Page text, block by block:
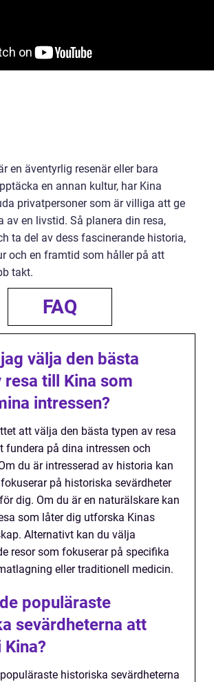
en äventyrlig resenär eller bara
en annan kultur, har Kina
privatpersoner som är villiga att ge
av en livstid. Så planera din resa,
ta del av dess fascinerande historia,
och en framtid som håller på att
takt.
FAQ
välja den bästa
resa till Kina som
intressen?
att välja den bästa typen av resa
fundera på dina intressen och
du är intresserad av historia kan
på historiska sevärdheter
dig. Om du är en naturälskare kan
som låter dig utforska Kinas
Alternativt kan du välja
resor som fokuserar på specifika
eller traditionell medicin.
populäraste
sevärdheterna att
historiska sevärdheterna